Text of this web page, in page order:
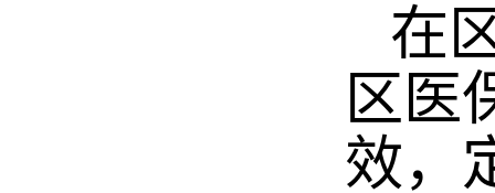
在
区医
效，